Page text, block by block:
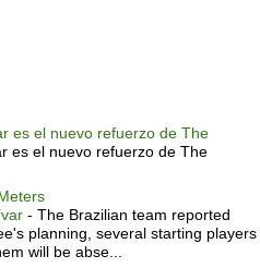
es el nuevo refuerzo de The
es el nuevo refuerzo de The
- The Brazilian team reported
planning, several starting players
will be abse...